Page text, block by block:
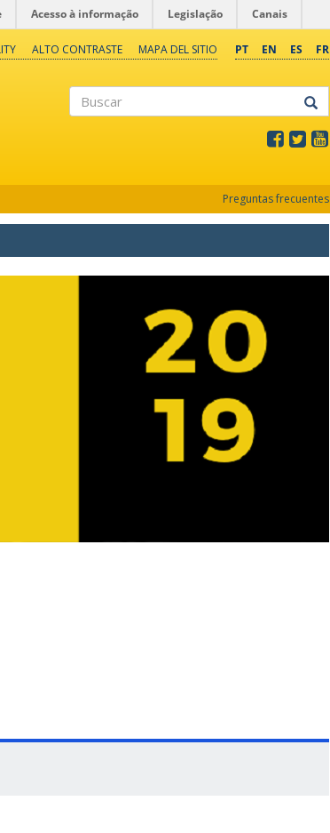
Acesso à informação Legislação Canais
PT EN ES FR
ALTO CONTRASTE MAPA DEL SITIO
Preguntas frecuentes